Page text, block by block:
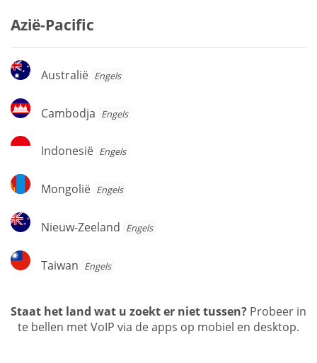
Azië-Pacific
Australië
Australië Engels
Cambodja
Cambodja Engels
Indonesië
Indonesië Engels
Mongolië
Mongolië Engels
Nieuw-
Zeeland
Nieuw-Zeeland Engels
Taiwan
Taiwan Engels
Staat het land wat u zoekt er niet tussen? Probeer in
te bellen met VoIP via de apps op mobiel en desktop.